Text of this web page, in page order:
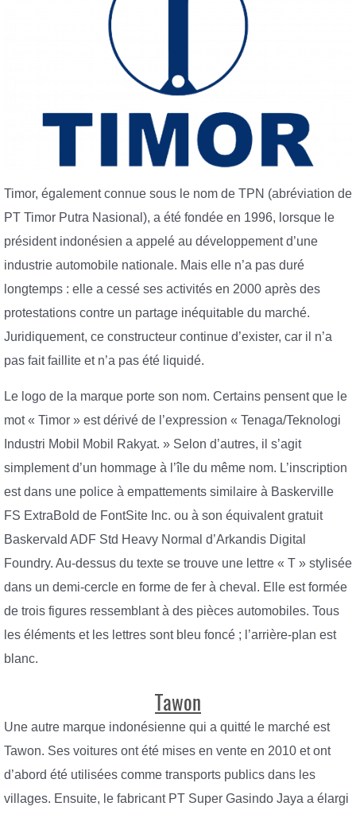
Timor, également connue sous le nom de TPN (abréviation de
PT Timor Putra Nasional), a été fondée en 1996, lorsque le
président indonésien a appelé au développement d’une
industrie automobile nationale. Mais elle n’a pas duré
longtemps : elle a cessé ses activités en 2000 après des
protestations contre un partage inéquitable du marché.
Juridiquement, ce constructeur continue d’exister, car il n’a
pas fait faillite et n’a pas été liquidé.
Le logo de la marque porte son nom. Certains pensent que le
mot « Timor » est dérivé de l’expression « Tenaga/Teknologi
Industri Mobil Mobil Rakyat. » Selon d’autres, il s’agit
simplement d’un hommage à l’île du même nom. L’inscription
est dans une police à empattements similaire à Baskerville
FS ExtraBold de FontSite Inc. ou à son équivalent gratuit
Baskervald ADF Std Heavy Normal d’Arkandis Digital
Foundry. Au-dessus du texte se trouve une lettre « T » stylisée
dans un demi-cercle en forme de fer à cheval. Elle est formée
de trois figures ressemblant à des pièces automobiles. Tous
les éléments et les lettres sont bleu foncé ; l’arrière-plan est
blanc.
Tawon
Une autre marque indonésienne qui a quitté le marché est
Tawon. Ses voitures ont été mises en vente en 2010 et ont
d’abord été utilisées comme transports publics dans les
villages. Ensuite, le fabricant PT Super Gasindo Jaya a élargi